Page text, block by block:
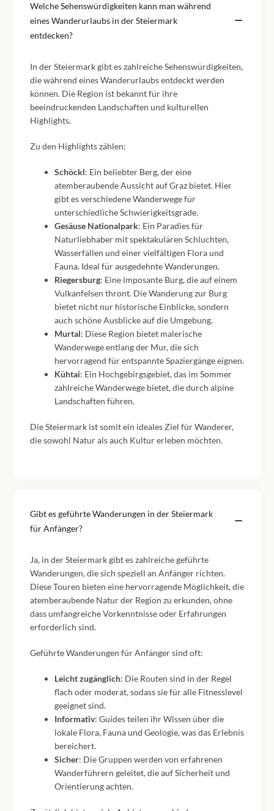
Welche Sehenswürdigkeiten kann man während
eines Wanderurlaubs in der Steiermark
entdecken?
In der Steiermark gibt es zahlreiche Sehenswürdigkeiten,
die während eines Wanderurlaubs entdeckt werden
können. Die Region ist bekannt für ihre
beeindruckenden Landschaften und kulturellen
Highlights.
Zu den Highlights zählen:
Schöckl: Ein beliebter Berg, der eine
atemberaubende Aussicht auf Graz bietet. Hier
gibt es verschiedene Wanderwege für
unterschiedliche Schwierigkeitsgrade.
Gesäuse Nationalpark: Ein Paradies für
Naturliebhaber mit spektakulären Schluchten,
Wasserfällen und einer vielfältigen Flora und
Fauna. Ideal für ausgedehnte Wanderungen.
Riegersburg: Eine imposante Burg, die auf einem
Vulkanfelsen thront. Die Wanderung zur Burg
bietet nicht nur historische Einblicke, sondern
auch schöne Ausblicke auf die Umgebung.
Murtal: Diese Region bietet malerische
Wanderwege entlang der Mur, die sich
hervorragend für entspannte Spaziergänge eignen.
Kühtai: Ein Hochgebirgsgebiet, das im Sommer
zahlreiche Wanderwege bietet, die durch alpine
Landschaften führen.
Die Steiermark ist somit ein ideales Ziel für Wanderer,
die sowohl Natur als auch Kultur erleben möchten.
Gibt es geführte Wanderungen in der Steiermark
für Anfänger?
Ja, in der Steiermark gibt es zahlreiche geführte
Wanderungen, die sich speziell an Anfänger richten.
Diese Touren bieten eine hervorragende Möglichkeit, die
atemberaubende Natur der Region zu erkunden, ohne
dass umfangreiche Vorkenntnisse oder Erfahrungen
erforderlich sind.
Geführte Wanderungen für Anfänger sind oft:
Leicht zugänglich: Die Routen sind in der Regel
flach oder moderat, sodass sie für alle Fitnesslevel
geeignet sind.
Informativ: Guides teilen ihr Wissen über die
lokale Flora, Fauna und Geologie, was das Erlebnis
bereichert.
Sicher: Die Gruppen werden von erfahrenen
Wanderführern geleitet, die auf Sicherheit und
Orientierung achten.